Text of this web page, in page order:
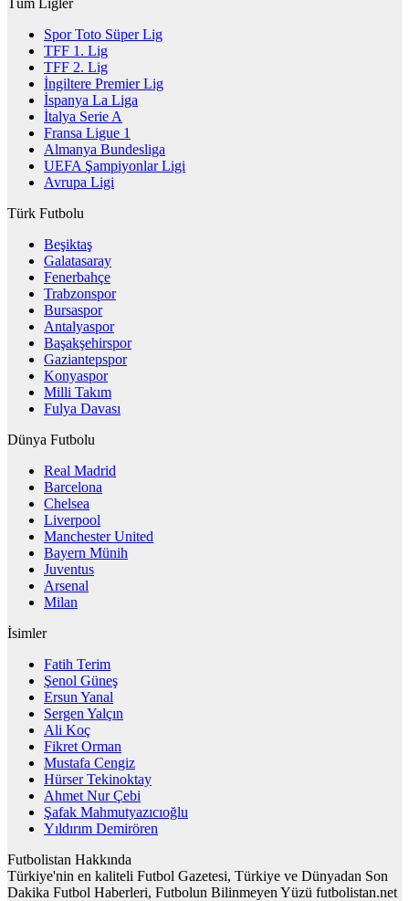
Tüm Ligler
Spor Toto Süper Lig
TFF 1. Lig
TFF 2. Lig
İngiltere Premier Lig
İspanya La Liga
İtalya Serie A
Fransa Ligue 1
Almanya Bundesliga
UEFA Şampiyonlar Ligi
Avrupa Ligi
Türk Futbolu
Beşiktaş
Galatasaray
Fenerbahçe
Trabzonspor
Bursaspor
Antalyaspor
Başakşehirspor
Gaziantepspor
Konyaspor
Milli Takım
Fulya Davası
Dünya Futbolu
Real Madrid
Barcelona
Chelsea
Liverpool
Manchester United
Bayern Münih
Juventus
Arsenal
Milan
İsimler
Fatih Terim
Şenol Güneş
Ersun Yanal
Sergen Yalçın
Ali Koç
Fikret Orman
Mustafa Cengiz
Hürser Tekinoktay
Ahmet Nur Çebi
Şafak Mahmutyazıcıoğlu
Yıldırım Demirören
Futbolistan Hakkında
Türkiye'nin en kaliteli Futbol Gazetesi, Türkiye ve Dünyadan Son
Dakika Futbol Haberleri, Futbolun Bilinmeyen Yüzü futbolistan.net